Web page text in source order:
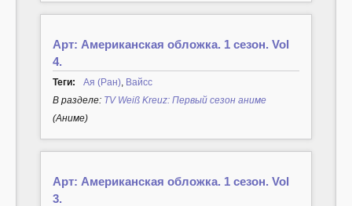
Арт: Американская обложка. 1 сезон. Vol
4.
Теги: Ая (Ран) Вайсс
В разделе: TV Weiß Kreuz: Первый сезон аниме
(Аниме)
Арт: Американская обложка. 1 сезон. Vol
3.